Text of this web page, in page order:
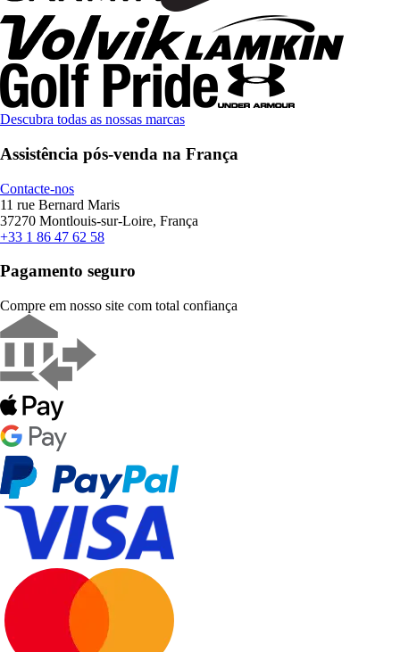
Descubra todas as nossas marcas
Assistência pós-venda na França
Contacte-nos
11 rue Bernard Maris
37270 Montlouis-sur-Loire, França
+33 1 86 47 62 58
Pagamento seguro
Compre em nosso site com total confiança